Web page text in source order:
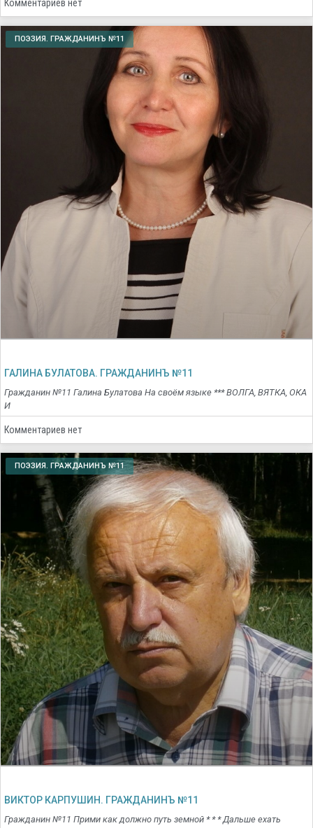
Комментариев нет
ПОЭЗИЯ. ГРАЖДАНИНЪ №11
ГАЛИНА БУЛАТОВА. ГРАЖДАНИНЪ №11
Гражданин №11 Галина Булатова На своём языке *** ВОЛГА, ВЯТКА, ОКА
И
Комментариев нет
ПОЭЗИЯ. ГРАЖДАНИНЪ №11
ВИКТОР КАРПУШИН. ГРАЖДАНИНЪ №11
Гражданин №11 Прими как должно путь земной * * * Дальше ехать